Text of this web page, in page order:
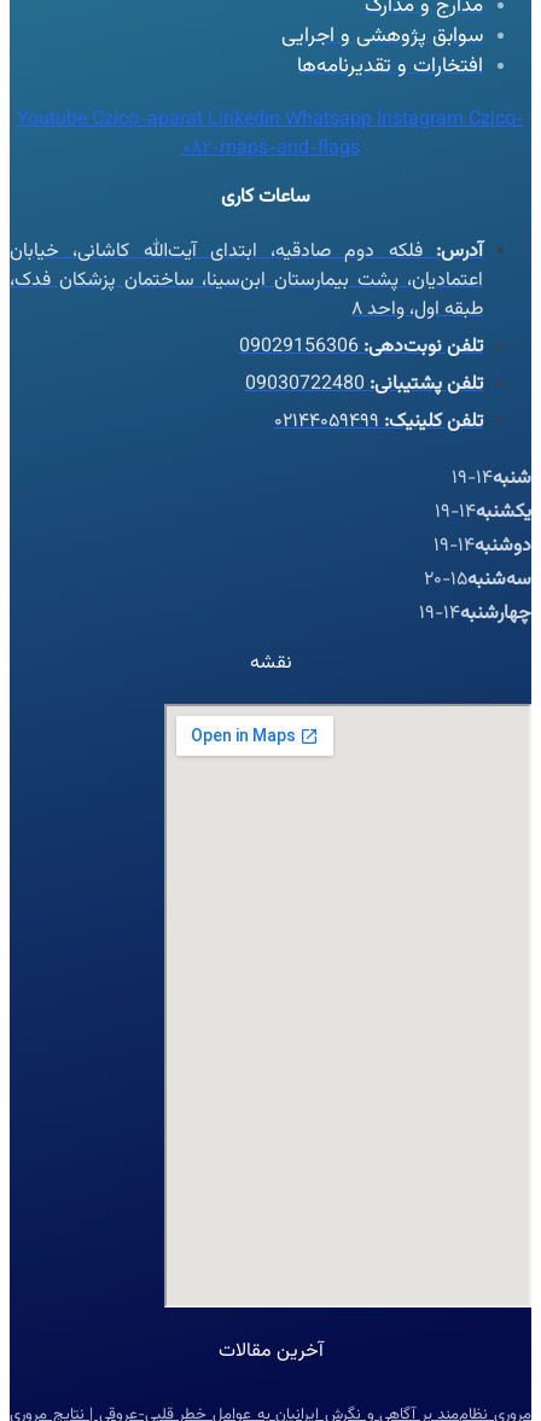
سوابق پژوهشی و اجرایی
افتخارات و تقدیرنامه‌ها
YoutubeCzico-aparatLinkedinWhatsappInstagramCzico-
082-maps-and-flags
ساعات کاری
آدرس:فلکه دوم صادقیه، ابتدای آیت‌الله کاشانی، خیابان
اعتمادیان، پشت بیمارستان ابن‌سینا، ساختمان پزشکان فدک،
طبقه اول، واحد ۸
تلفن نوبت‌دهی:09029156306
تلفن پشتیبانی:09030722480
تلفن کلینیک:۰۲۱۴۴۰۵۹۴۹۹
شنبه14-19
یکشنبه14-19
دوشنبه14-19
سه‌شنبه15-20
چهارشنبه14-19
نقشه
آخرین مقالات
مروری نظام‌مند بر آگاهی و نگرش ایرانیان به عوامل خطر قلبی-عروقی | نتایج مروری